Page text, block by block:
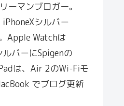
ーマンブロガー。
シルバー
Apple Watchは
バーにSpigenの
は、Air 2のWi-Fiモ
でブログ更新